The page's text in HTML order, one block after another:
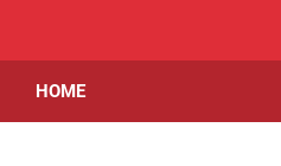
HOME